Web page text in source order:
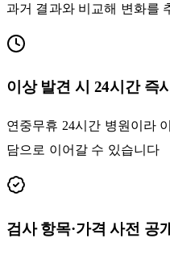
과거 결과와 비교해 변화를
이상 발견 시 24시간 즉
연중무휴 24시간 병원이라
담으로 이어갈 수 있습니다
검사 항목·가격 사전 공